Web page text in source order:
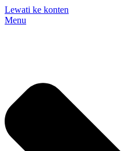
Lewati ke konten
Menu